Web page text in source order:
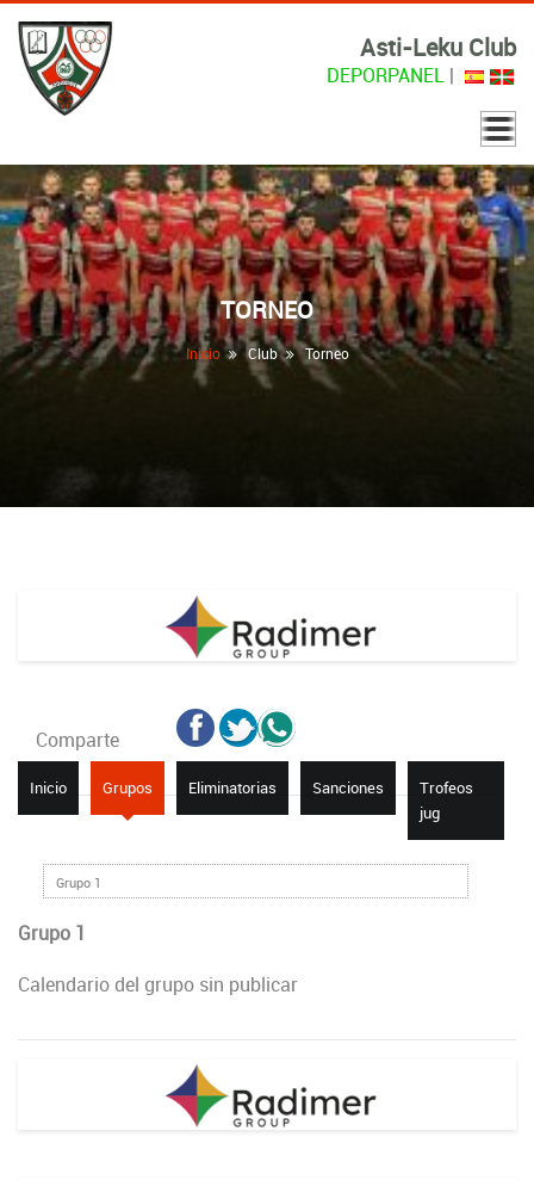
Asti-Leku Club
DEPORPANEL |
TORNEO
Inicio Club Torneo
Comparte
Inicio Grupos Eliminatorias Sanciones
Trofeos
jug
Grupo 1
Grupo 1
Calendario del grupo sin publicar